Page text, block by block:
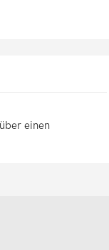
einen